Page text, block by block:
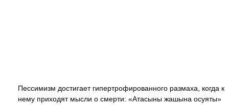
Пессимизм достигает гипертрофированного размаха, когда к
нему приходят мысли о смерти: «Атасыны жашына осуяты»